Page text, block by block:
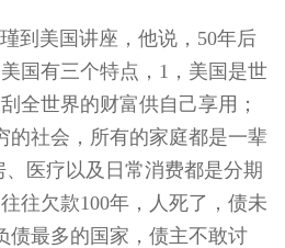
美国讲座，他说，50年后
国有三个特点，1，美国是世
全世界的财富供自己享用；
的社会，所有的家庭都是一辈
医疗以及日常消费都是分期
往欠款100年，人死了，债未
债最多的国家，债主不敢讨